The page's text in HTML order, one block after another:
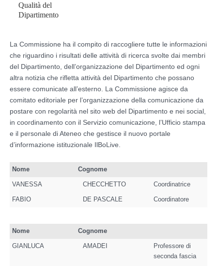
Qualità del
Dipartimento
La Commissione ha il compito di raccogliere tutte le informazioni
che riguardino i risultati delle attività di ricerca svolte dai membri
del Dipartimento, dell’organizzazione del Dipartimento ed ogni
altra notizia che rifletta attività del Dipartimento che possano
essere comunicate all’esterno. La Commissione agisce da
comitato editoriale per l’organizzazione della comunicazione da
postare con regolarità nel sito web del Dipartimento e nei social,
in coordinamento con il Servizio comunicazione, l’Ufficio stampa
e il personale di Ateneo che gestisce il nuovo portale
d’informazione istituzionale IlBoLive.
Nome Cognome
VANESSA CHECCHETTO Coordinatrice
FABIO DE PASCALE Coordinatore
Nome Cognome
GIANLUCA AMADEI
Professore di
seconda fascia